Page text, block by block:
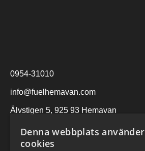
0954-31010
info@fuelhemavan.com
Älvstigen 5, 925 93 Hemavan
Denna webbplats använder
cookies